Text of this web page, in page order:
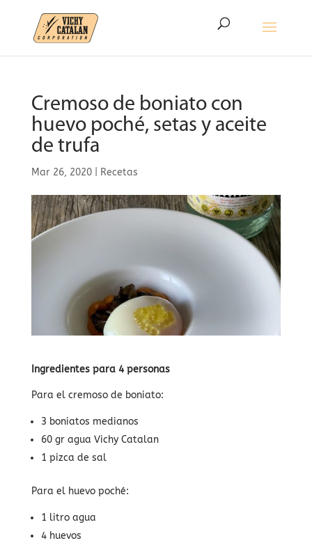
Cremoso de boniato con
huevo poché, setas y aceite
de trufa
Mar 26, 2020| Recetas
Ingredientes para 4 personas
Para el cremoso de boniato:
3 boniatos medianos
60 gr agua Vichy Catalan
1 pizca de sal
Para el huevo poché:
1 litro agua
4 huevos